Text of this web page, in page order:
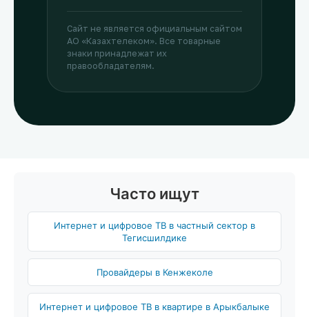
Сайт не является официальным сайтом
АО «Казахтелеком». Все товарные
знаки принадлежат их
правообладателям.
Часто ищут
Интернет и цифровое ТВ в частный сектор в
Тегисшилдике
Провайдеры в Кенжеколе
Интернет и цифровое ТВ в квартире в Арыкбалыке